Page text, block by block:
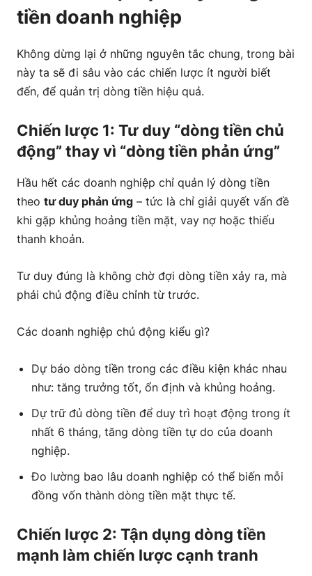
tiền doanh nghiệp
Không dừng lại ở những nguyên tắc chung, trong bài
này ta sẽ đi sâu vào các chiến lược ít người biết
đến, để quản trị dòng tiền hiệu quả.
Chiến lược 1: Tư duy “dòng tiền chủ
động” thay vì “dòng tiền phản ứng”
Hầu hết các doanh nghiệp chỉ quản lý dòng tiền
theo tư duy phản ứng – tức là chỉ giải quyết vấn đề
khi gặp khủng hoảng tiền mặt, vay nợ hoặc thiếu
thanh khoản.
Tư duy đúng là không chờ đợi dòng tiền xảy ra, mà
phải chủ động điều chỉnh từ trước.
Các doanh nghiệp chủ động kiểu gì?
Dự báo dòng tiền trong các điều kiện khác nhau
như: tăng trưởng tốt, ổn định và khủng hoảng.
Dự trữ đủ dòng tiền để duy trì hoạt động trong ít
nhất 6 tháng, tăng dòng tiền tự do của doanh
nghiệp.
Đo lường bao lâu doanh nghiệp có thể biến mỗi
đồng vốn thành dòng tiền mặt thực tế.
Chiến lược 2: Tận dụng dòng tiền
mạnh làm chiến lược cạnh tranh